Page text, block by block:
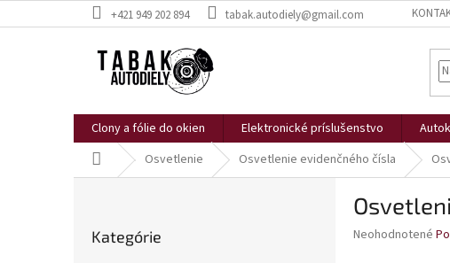
na
+421 949 202 894 tabak.autodiely@gmail.com
Clony a fólie do okien Elektronické príslušenstvo
Domov Osvetlenie Osvetlenie evidenčného čísla
kategórie
Kategórie
Priemerné
Neohodnotené